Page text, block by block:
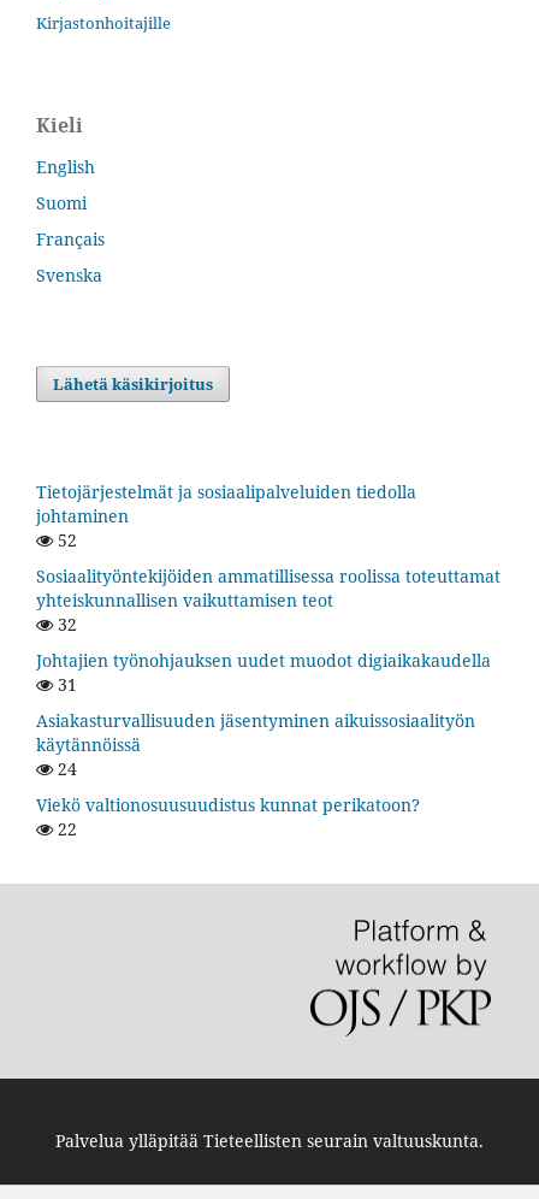
Kirjastonhoitajille
Kieli
English
Suomi
Français
Svenska
Lähetä käsikirjoitus
Tietojärjestelmät ja sosiaalipalveluiden tiedolla
johtaminen
52
Sosiaalityöntekijöiden ammatillisessa roolissa toteuttamat
yhteiskunnallisen vaikuttamisen teot
32
Johtajien työnohjauksen uudet muodot digiaikakaudella
31
Asiakasturvallisuuden jäsentyminen aikuissosiaalityön
käytännöissä
24
Viekö valtionosuusuudistus kunnat perikatoon?
22
Palvelua ylläpitää Tieteellisten seurain valtuuskunta.